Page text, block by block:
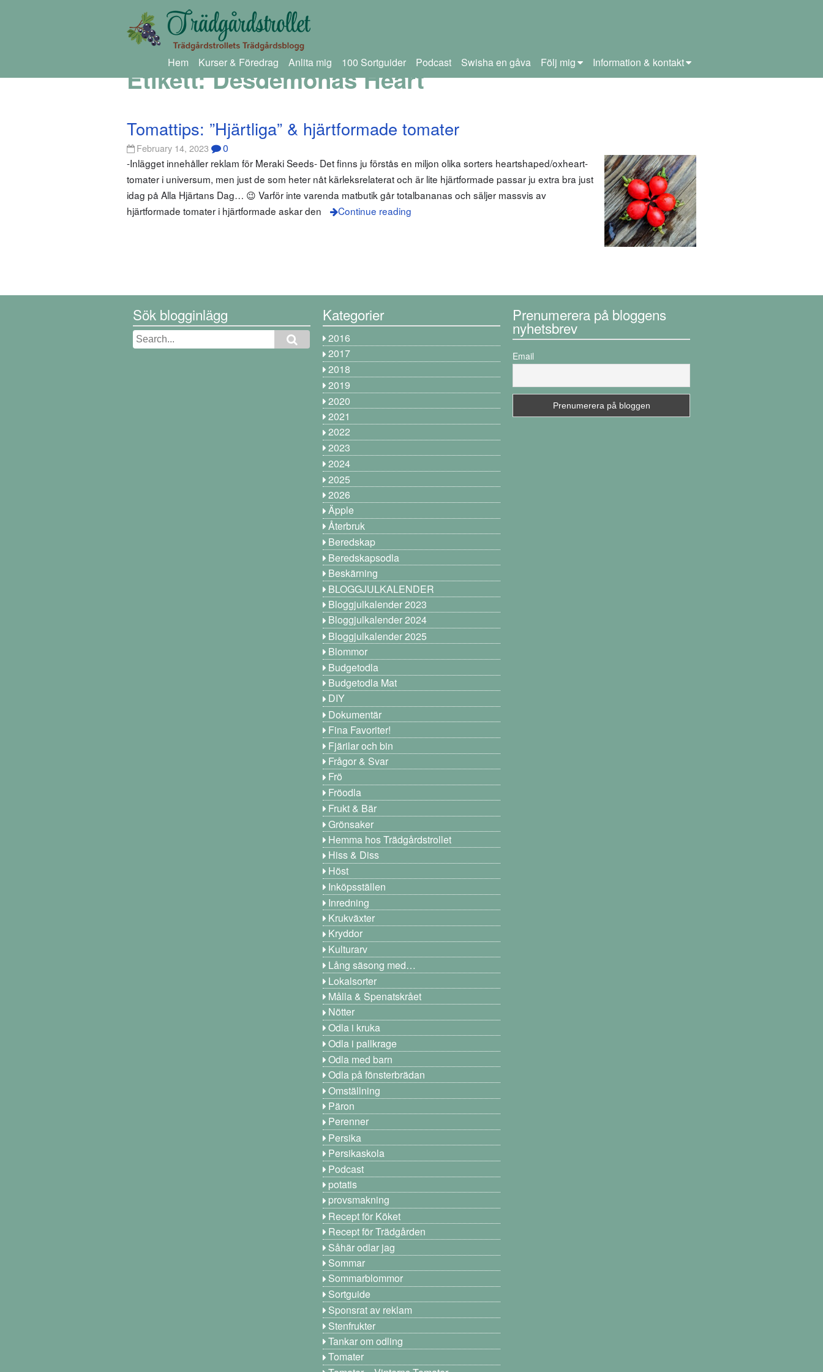
Hem Kurser & Föredrag Anlita mig 100 Sortguider Podcast Swisha en gåva Följ mig Information & kontakt
Etikett:Desdemonas Heart
Tomattips: ”Hjärtliga” & hjärtformade tomater
February 14, 2023 0
-Inlägget innehåller reklam för Meraki Seeds- Det finns ju förstås en miljon olika sorters heartshaped/oxheart-
tomater i universum, men just de som heter nåt kärleksrelaterat och är lite hjärtformade passar ju extra bra just
idag på Alla Hjärtans Dag… 😉 Varför inte varenda matbutik går totalbananas och säljer massvis av
hjärtformade tomater i hjärtformade askar den
Continue reading
Sök blogginlägg Kategorier
2016
2017
2018
2019
2020
2021
2022
2023
2024
2025
2026
Äpple
Återbruk
Beredskap
Beredskapsodla
Beskärning
BLOGGJULKALENDER
Bloggjulkalender 2023
Bloggjulkalender 2024
Bloggjulkalender 2025
Blommor
Budgetodla
Budgetodla Mat
DIY
Dokumentär
Fina Favoriter!
Fjärilar och bin
Frågor & Svar
Frö
Fröodla
Frukt & Bär
Grönsaker
Hemma hos Trädgårdstrollet
Hiss & Diss
Höst
Inköpsställen
Inredning
Krukväxter
Kryddor
Kulturarv
Lång säsong med…
Lokalsorter
Målla & Spenatskrået
Nötter
Odla i kruka
Odla i pallkrage
Odla med barn
Odla på fönsterbrädan
Omställning
Päron
Perenner
Persika
Persikaskola
Podcast
potatis
provsmakning
Recept för Köket
Recept för Trädgården
Såhär odlar jag
Sommar
Sommarblommor
Sortguide
Sponsrat av reklam
Stenfrukter
Tankar om odling
Tomater
Prenumerera på bloggens
nyhetsbrev
Email